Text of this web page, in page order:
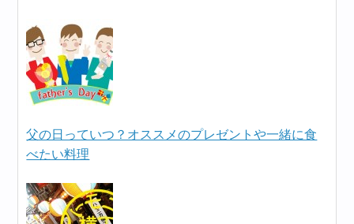
父の日っていつ？オススメのプレゼントや一緒に食
べたい料理